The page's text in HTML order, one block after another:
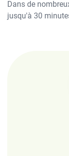
Dans de
jusqu'à 30